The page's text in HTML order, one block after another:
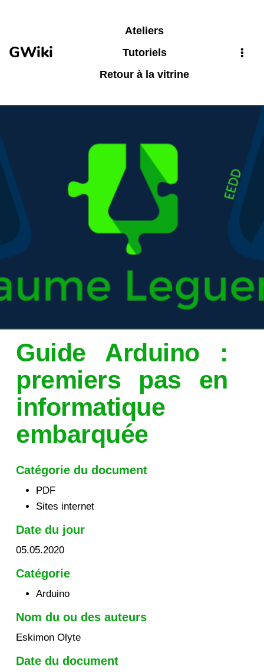
GWiki
Ateliers
Tutoriels
Retour à la vitrine
Guide Arduino :
premiers pas en
informatique
embarquée
Catégorie du document
PDF
Sites internet
Date du jour
05.05.2020
Catégorie
Arduino
Nom du ou des auteurs
Eskimon Olyte
Date du document